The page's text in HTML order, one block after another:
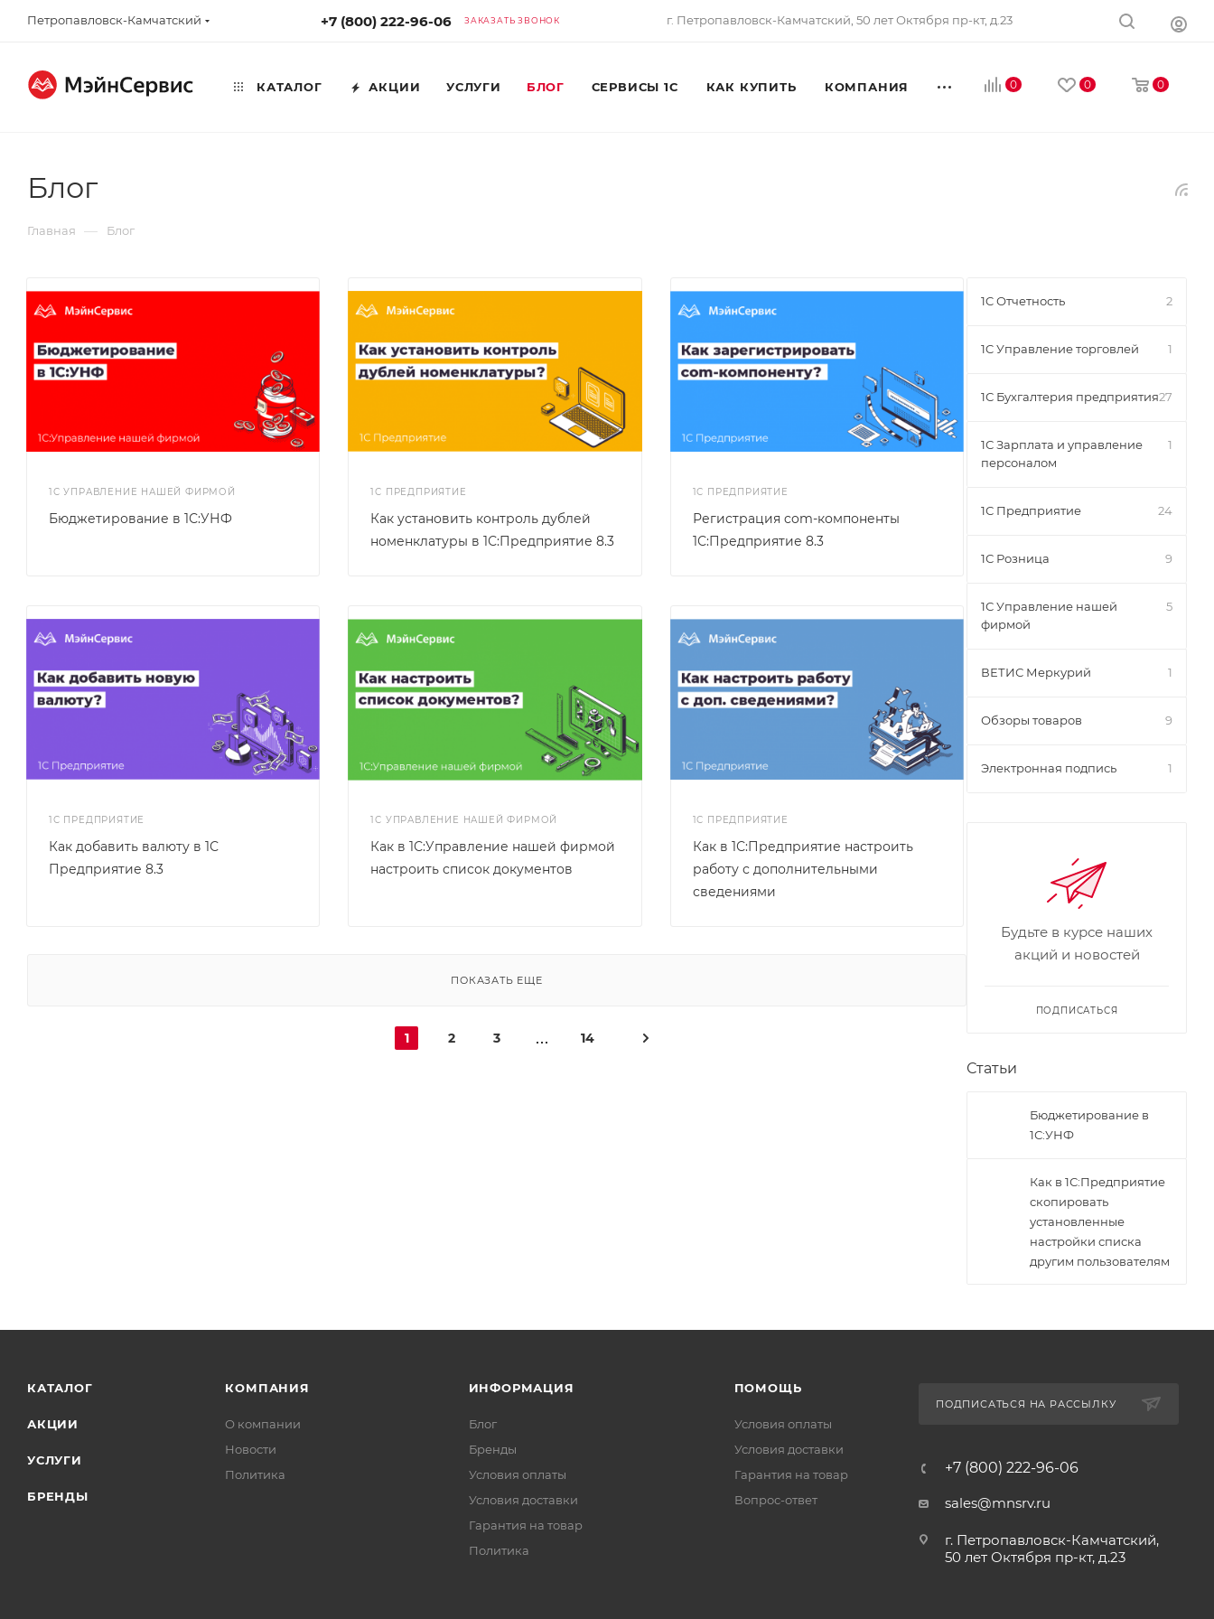
Петропавловск-Камчатский +7 (800) 222-96-06 ЗАКАЗАТЬ ЗВОНОК г. Петропавловск-Камчатский, 50 лет Октября пр-кт, д.23
0 0 0
КАТАЛОГ АКЦИИ УСЛУГИ БЛОГ СЕРВИСЫ 1С КАК КУПИТЬ КОМПАНИЯ
Блог
Главная — Блог
1С УПРАВЛЕНИЕ НАШЕЙ ФИРМОЙ
Бюджетирование в 1С:УНФ
1С ПРЕДПРИЯТИЕ
Как установить контроль дублей
номенклатуры в 1С:Предприятие 8.3
1С ПРЕДПРИЯТИЕ
Регистрация com-компоненты
1С:Предприятие 8.3
1С ПРЕДПРИЯТИЕ
Как добавить валюту в 1С
Предприятие 8.3
1С УПРАВЛЕНИЕ НАШЕЙ ФИРМОЙ
Как в 1С:Управление нашей фирмой
настроить список документов
1С ПРЕДПРИЯТИЕ
Как в 1С:Предприятие настроить
работу с дополнительными
сведениями
ПОКАЗАТЬ ЕЩЕ
1 2 3 14
1C Отчетность 2
1C Управление торговлей 1
1С Бухгалтерия предприятия27
1С Зарплата и управление
персоналом
1
1С Предприятие 24
1С Розница 9
1С Управление нашей
фирмой
5
ВЕТИС Меркурий 1
Обзоры товаров 9
Электронная подпись 1
Будьте в курсе наших
акций и новостей
ПОДПИСАТЬСЯ
Статьи
Бюджетирование в
1С:УНФ
Как в 1С:Предприятие
скопировать
установленные
настройки списка
другим пользователям
КАТАЛОГ
АКЦИИ
УСЛУГИ
БРЕНДЫ
КОМПАНИЯ
О компании
Новости
Политика
ИНФОРМАЦИЯ
Блог
Бренды
Условия оплаты
Условия доставки
Гарантия на товар
Политика
ПОМОЩЬ
Условия оплаты
Условия доставки
Гарантия на товар
Вопрос-ответ
ПОДПИСАТЬСЯ НА РАССЫЛКУ
+7 (800) 222-96-06
sales@mnsrv.ru
г. Петропавловск-Камчатский,
50 лет Октября пр-кт, д.23